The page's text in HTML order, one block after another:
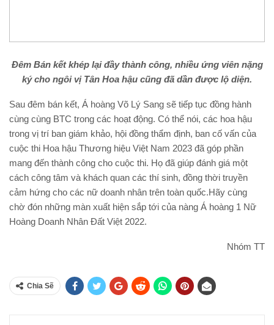
Đêm Bán kết khép lại đầy thành công, nhiều ứng viên nặng
ký cho ngôi vị Tân Hoa hậu cũng đã dần được lộ diện.
Sau đêm bán kết, Á hoàng Võ Lý Sang sẽ tiếp tục đồng hành
cùng cùng BTC trong các hoạt động. Có thể nói, các hoa hậu
trong vị trí ban giám khảo, hội đồng thẩm định, ban cố vấn của
cuộc thi Hoa hậu Thương hiệu Việt Nam 2023 đã góp phần
mang đến thành công cho cuộc thi. Họ đã giúp đánh giá một
cách công tâm và khách quan các thí sinh, đồng thời truyền
cảm hứng cho các nữ doanh nhân trên toàn quốc.Hãy cùng
chờ đón những màn xuất hiện sắp tới của nàng Á hoàng 1 Nữ
Hoàng Doanh Nhân Đất Việt 2022.
Nhóm TT
Chia Sẽ